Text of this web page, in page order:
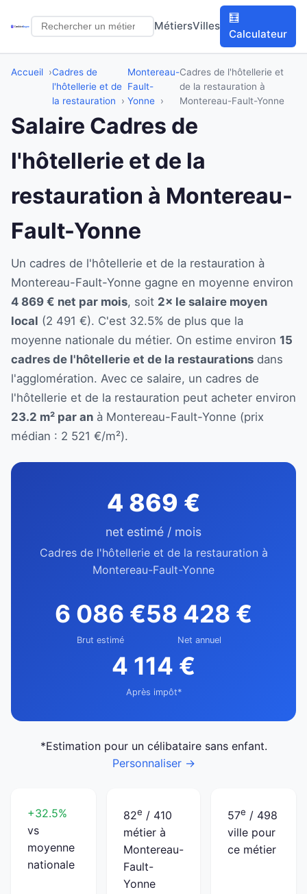
MétiersVilles
🧮
Calculateur
Accueil
Cadres de
l'hôtellerie et de
la restauration
Montereau-
Fault-
Yonne
Cadres de l'hôtellerie et
de la restauration à
Montereau-Fault-Yonne
Salaire Cadres de
l'hôtellerie et de la
restauration à Montereau-
Fault-Yonne
Un cadres de l'hôtellerie et de la restauration à
Montereau-Fault-Yonne gagne en moyenne environ
4 869 € net par mois, soit 2× le salaire moyen
local (2 491 €). C'est 32.5% de plus que la
moyenne nationale du métier. On estime environ 15
cadres de l'hôtellerie et de la restaurations dans
l'agglomération. Avec ce salaire, un cadres de
l'hôtellerie et de la restauration peut acheter environ
23.2 m² par an à Montereau-Fault-Yonne (prix
médian : 2 521 €/m²).
4 869 €
net estimé / mois
Cadres de l'hôtellerie et de la restauration à
Montereau-Fault-Yonne
6 086 €
Brut estimé
58 428 €
Net annuel
4 114 €
Après impôt*
*Estimation pour un célibataire sans enfant.
Personnaliser →
+32.5%
vs
moyenne
nationale
82e / 410
métier à
Montereau-
Fault-
Yonne
57e / 498
ville pour
ce métier